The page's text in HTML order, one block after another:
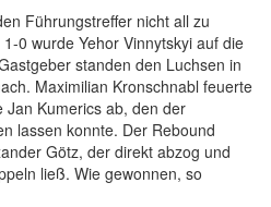
Führungstreffer nicht all zu
0 wurde Yehor Vinnytskyi auf die
standen den Luchsen in
Maximilian Kronschnabl feuerte
Jan Kumerics ab, den der
lassen konnte. Der Rebound
Götz, der direkt abzog und
ließ. Wie gewonnen, so